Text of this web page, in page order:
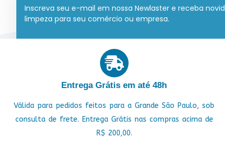
Inscreva seu e-mail em nossa Newlaster e receba
limpeza para seu comércio ou empresa.
Entrega Grátis em até 48h
Válida para pedidos feitos para a Grande São Paulo, sob
consulta de frete. Entrega Grátis nas compras acima de
R$ 200,00.